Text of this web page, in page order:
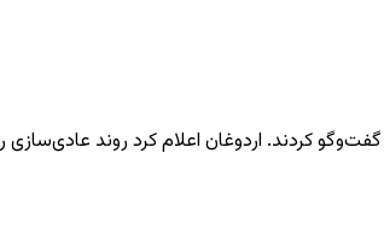
کردند. اردوغان اعلام کرد روند عادی‌سازی